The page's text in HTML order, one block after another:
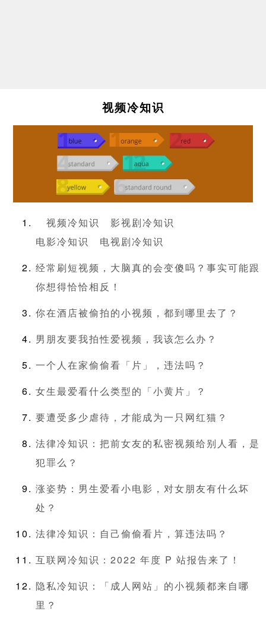
视频冷知识
视频冷知识
影视剧冷知识
电影冷知识
电视剧冷知识
经常刷短视频，大脑真的会变傻吗？事实可能跟
你想得恰恰相反！
你在酒店被偷拍的小视频，都到哪里去了？
男朋友要我拍性爱视频，我该怎么办？
一个人在家偷偷看「片」，违法吗？
女生最爱看什么类型的「小黄片」？
要遭受多少虐待，才能成为一只网红猫？
法律冷知识：把前女友的私密视频给别人看，是
犯罪么？
涨姿势：男生爱看小电影，对女朋友有什么坏
处？
法律冷知识：自己偷偷看片，算违法吗？
互联网冷知识：2022 年度 P 站报告来了！
隐私冷知识：「成人网站」的小视频都来自哪
里？